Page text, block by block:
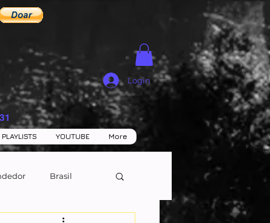
Login
PLAYLISTS YOUTUBE More
Brasil